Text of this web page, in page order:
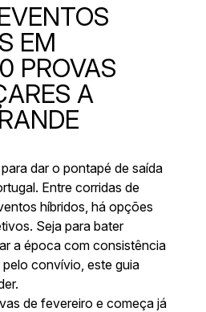
EM
PROVAS
A
dar o pontapé de saída
Entre corridas de
híbridos, há opções
Seja para bater
a época com consistência
convívio, este guia
de fevereiro e começa já